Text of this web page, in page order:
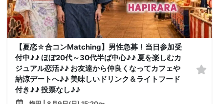
【夏恋☆合コンMatching】男性急募！当日参加受
付中♪♪ ほぼ20代～30代半ば中心♪♪ 夏を楽しむカ
ジュアル恋活♪♪ お友達から仲良くなってカフェや
納涼デートへ♪♪ 美味しいドリンク＆ライトフード
付き♪♪ 投票なし♪♪